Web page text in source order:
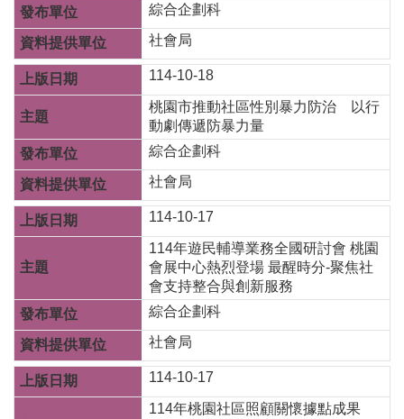
綜合企劃科
社會局
114-10-18
桃園市推動社區性別暴力防治 以行
動劇傳遞防暴力量
綜合企劃科
社會局
114-10-17
114年遊民輔導業務全國研討會 桃園
會展中心熱烈登場 最醒時分-聚焦社
會支持整合與創新服務
綜合企劃科
社會局
114-10-17
114年桃園社區照顧關懷據點成果